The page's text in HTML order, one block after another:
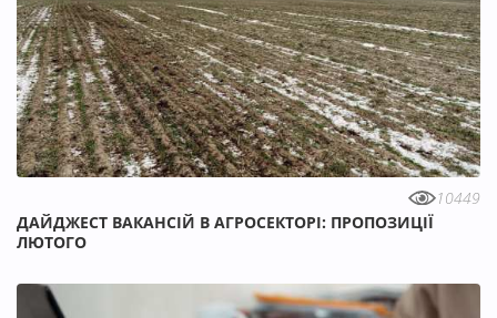
10449
ДАЙДЖЕСТ ВАКАНСІЙ В АГРОСЕКТОРІ: ПРОПОЗИЦІЇ
ЛЮТОГО